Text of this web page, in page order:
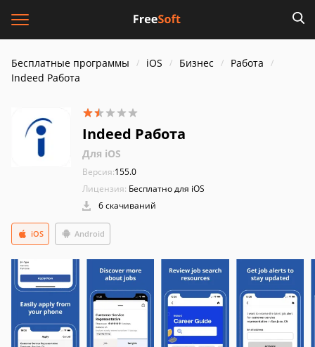
Бесплатные программы iOS Бизнес
Работа
Indeed Работа
Indeed Работа
Для iOS
Версия:155.0
Лицензия: Бесплатно для iOS
6 скачиваний
iOS Android